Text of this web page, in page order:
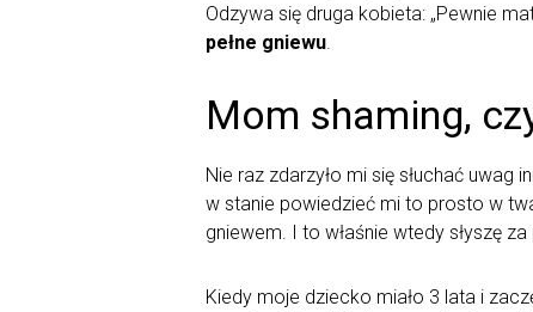
Odzywa się druga kobieta: „Pewnie
pełne gniewu
Mom shaming,
Nie raz zdarzyło mi się słuchać
w stanie powiedzieć mi to prosto w
gniewem. I to właśnie wtedy słyszę za
Kiedy moje dziecko miało 3 lata i